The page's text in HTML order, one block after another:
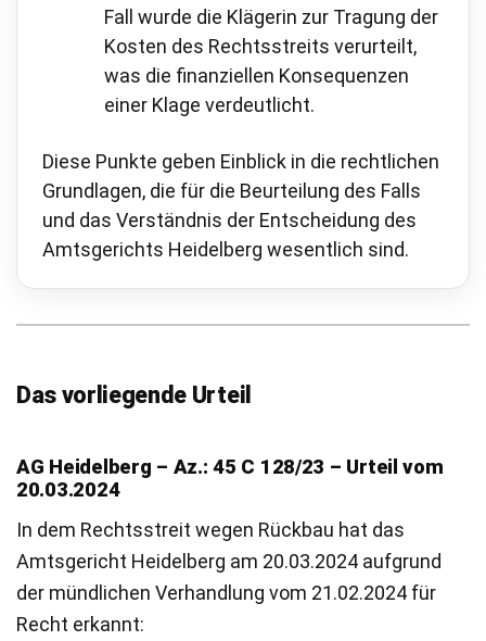
Fall wurde die Klägerin zur Tragung der
Kosten des Rechtsstreits verurteilt,
was die finanziellen Konsequenzen
einer Klage verdeutlicht.
Diese Punkte geben Einblick in die rechtlichen
Grundlagen, die für die Beurteilung des Falls
und das Verständnis der Entscheidung des
Amtsgerichts Heidelberg wesentlich sind.
Das vorliegende Urteil
AG Heidelberg – Az.: 45 C 128/23 – Urteil vom
20.03.2024
In dem Rechtsstreit wegen Rückbau hat das
Amtsgericht Heidelberg am 20.03.2024 aufgrund
der mündlichen Verhandlung vom 21.02.2024 für
Recht erkannt: